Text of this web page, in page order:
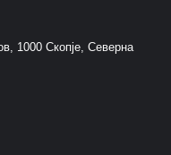
1000 Скопје, Северна